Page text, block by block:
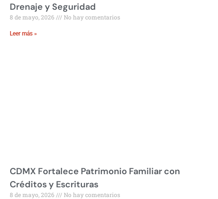
Drenaje y Seguridad
8 de mayo, 2026 No hay comentarios
Leer más »
CDMX Fortalece Patrimonio Familiar con
Créditos y Escrituras
8 de mayo, 2026 No hay comentarios